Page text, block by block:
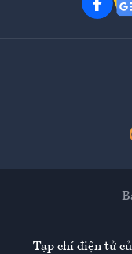
Tạp chí điện tử